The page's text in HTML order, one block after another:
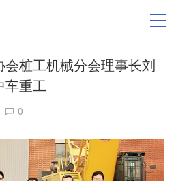
桩工机械分会理事长刘
车重工
0